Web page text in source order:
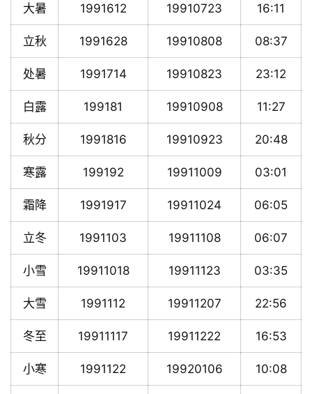
大暑 1991612 19910723 16:11
立秋 1991628 19910808 08:37
处暑 1991714 19910823 23:12
白露 199181 19910908 11:27
秋分 1991816 19910923 20:48
寒露 199192 19911009 03:01
霜降 1991917 19911024 06:05
立冬 1991103 19911108 06:07
小雪 19911018 19911123 03:35
大雪 1991112 19911207 22:56
冬至 19911117 19911222 16:53
小寒 1991122 19920106 10:08